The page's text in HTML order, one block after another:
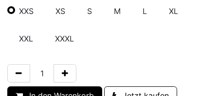
XXS XS S M L XL
XXL XXXL